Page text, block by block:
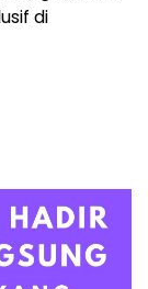
di